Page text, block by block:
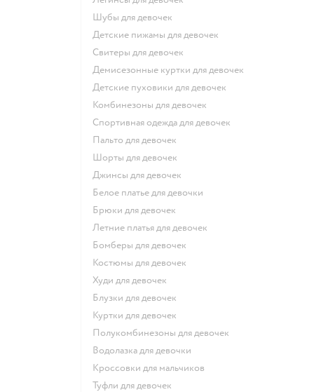
Шубы для девочек
Детские пижамы для девочек
Свитеры для девочек
Демисезонные куртки для девочек
Детские пуховики для девочек
Комбинезоны для девочек
Спортивная одежда для девочек
Пальто для девочек
Шорты для девочек
Джинсы для девочек
Белое платье для девочки
Брюки для девочек
Летние платья для девочек
Бомберы для девочек
Костюмы для девочек
Худи для девочек
Блузки для девочек
Куртки для девочек
Полукомбинезоны для девочек
Водолазка для девочки
Кроссовки для мальчиков
Туфли для девочек